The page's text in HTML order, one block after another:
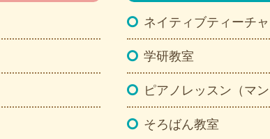
ネイティブティーチ
学研教室
ピアノレッスン（マ
そろばん教室